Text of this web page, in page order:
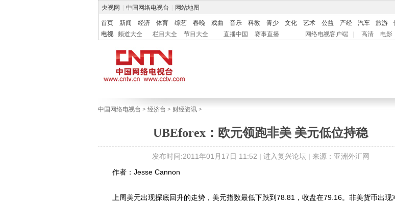
央视网 中国网络电视台 网站地图
首页 新闻 经济 体育 综艺 春晚 戏曲 音乐 科教 青少 文化 艺术 公益 产经 汽车 旅游
电视
频道大全 栏目大全 节目大全 直播中国 赛事直播 网络电视客户端 高清 电影
中国网络电视台 > 经济台 > 财经资讯 >
UBEforex：欧元领跑非美 美元低位持稳
发布时间:2011年01月17日 11:52 | 进入复兴论坛| 来源：亚洲外汇网
作者：Jesse Cannon
上周美元出现探底回升的走势，美元指数最低下跌到78.81，收盘在79.16。非美货币出现